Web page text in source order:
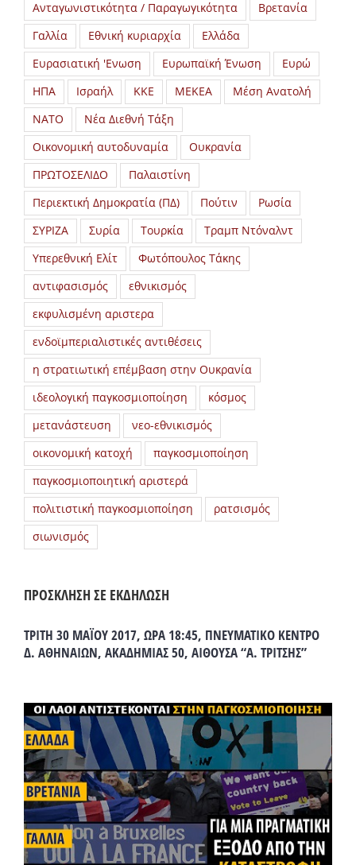
Ανταγωνιστικότητα / Παραγωγικότητα
Βρετανία
Γαλλία
Εθνική κυριαρχία
Ελλάδα
Ευρασιατική 'Ενωση
Ευρωπαϊκή Ένωση
Ευρώ
ΗΠΑ
Ισραήλ ΚΚΕ ΜΕΚΕΑ
Μέση Ανατολή
ΝΑΤΟ
Νέα Διεθνή Τάξη
Οικονομική αυτοδυναμία
Ουκρανία
ΠΡΩΤΟΣΕΛΙΔΟ
Παλαιστίνη
Περιεκτική Δημοκρατία (ΠΔ)
Πούτιν
Ρωσία
ΣΥΡΙΖΑ
Συρία Τουρκία
Τραμπ Ντόναλντ
Υπερεθνική Ελίτ
Φωτόπουλος Τάκης
αντιφασισμός
εθνικισμός
εκφυλισμένη αριστερα
ενδοϊμπεριαλιστικές αντιθέσεις
η στρατιωτική επέμβαση στην Ουκρανία
ιδεολογική παγκοσμιοποίηση
κόσμος
μετανάστευση
νεο-εθνικισμός
οικονομική κατοχή
παγκοσμιοποίηση
παγκοσμιοποιητική αριστερά
πολιτιστική παγκοσμιοποίηση
ρατσισμός
σιωνισμός
ΠΡΟΣΚΛΗΣΗ ΣΕ ΕΚΔΗΛΩΣΗ
ΤΡΙΤΗ 30 ΜΑΪΟΥ 2017, ΩΡΑ 18:45, ΠΝΕΥΜΑΤΙΚΟ ΚΕΝΤΡΟ
Δ. ΑΘΗΝΑΙΩΝ, ΑΚΑΔΗΜΙΑΣ 50, ΑΙΘΟΥΣΑ “Α. ΤΡΙΤΣΗΣ”